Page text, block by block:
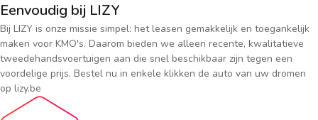
Eenvoudig bij LIZY
Bij LIZY is onze missie simpel: het leasen gemakkelijk en toegankelijk
maken voor KMO's. Daarom bieden we alleen recente, kwalitatieve
tweedehandsvoertuigen aan die snel beschikbaar zijn tegen een
voordelige prijs. Bestel nu in enkele klikken de auto van uw dromen
op lizy.be